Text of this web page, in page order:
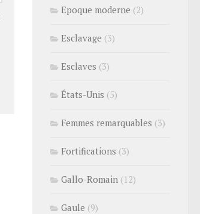
Epoque moderne (2)
Esclavage (3)
Esclaves (3)
États-Unis (5)
Femmes remarquables (3)
Fortifications (3)
Gallo-Romain (12)
Gaule (9)